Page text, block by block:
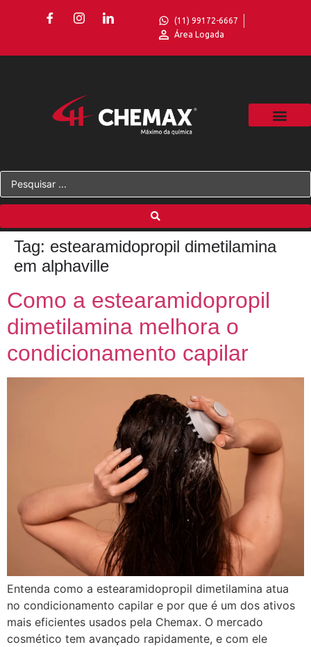
(11) 99172-6667
Área Logada
Tag: estearamidopropil dimetilamina
em alphaville
Como a estearamidopropil
dimetilamina melhora o
condicionamento capilar
Entenda como a estearamidopropil dimetilamina atua
no condicionamento capilar e por que é um dos ativos
mais eficientes usados pela Chemax. O mercado
cosmético tem avançado rapidamente, e com ele